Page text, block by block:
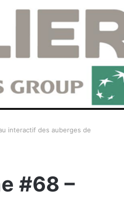
interactif des auberges de
#68 –